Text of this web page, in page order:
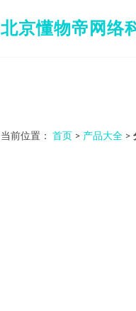
北京懂物帝网络
当前位置： 首页 > 产品大全 >